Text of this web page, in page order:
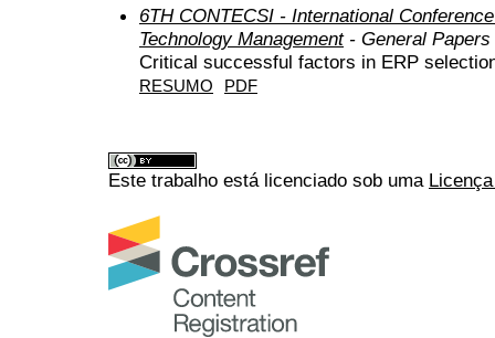
6TH CONTECSI - International
Technology Management- General Papers
Critical successful factors in ERP
RESUMO PDF
Este trabalho está licenciado sob uma